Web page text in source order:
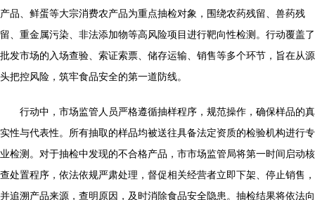
产品、鲜蛋等大宗消费农产品为重点抽检对象，围绕农药残留、兽药残
留、重金属污染、非法添加物等高风险项目进行靶向性检测。行动覆盖了
批发市场的入场查验、索证索票、储存运输、销售等多个环节，旨在从源
头把控风险，筑牢食品安全的第一道防线。
行动中，市场监管人员严格遵循抽样程序，规范操作，确保样品的真
实性与代表性。所有抽取的样品均被送往具备法定资质的检验机构进行专
业检测。对于抽检中发现的不合格产品，市市场监管局将第一时间启动核
查处置程序，依法依规严肃处理，督促相关经营者立即下架、停止销售，
并追溯产品来源，查明原因，及时消除食品安全隐患。抽检结果将依法向